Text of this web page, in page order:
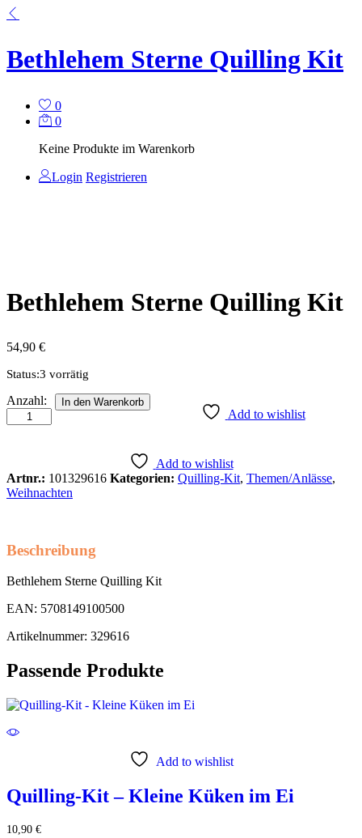
Bethlehem Sterne Quilling Kit
0
0
Keine Produkte im Warenkorb
Login Registrieren
Bethlehem Sterne Quilling Kit
54,90 €
Status:3 vorrätig
Bethlehem
Sterne
Quilling
Anzahl: In den Warenkorb
Add to wishlist
Add to wishlist
Artnr.: 101329616 Kategorien: Quilling-Kit, Themen/Anlässe,
Weihnachten
Beschreibung
Bethlehem Sterne Quilling Kit
EAN: 5708149100500
Artikelnummer: 329616
Passende Produkte
Add to wishlist
Quilling-Kit – Kleine Küken im Ei
10,90 €